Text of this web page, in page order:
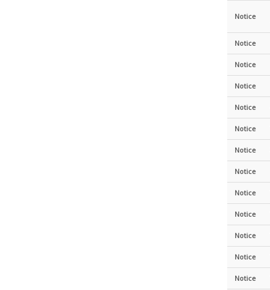
Notice
Notice
Notice
Notice
Notice
Notice
Notice
Notice
Notice
Notice
Notice
Notice
Notice